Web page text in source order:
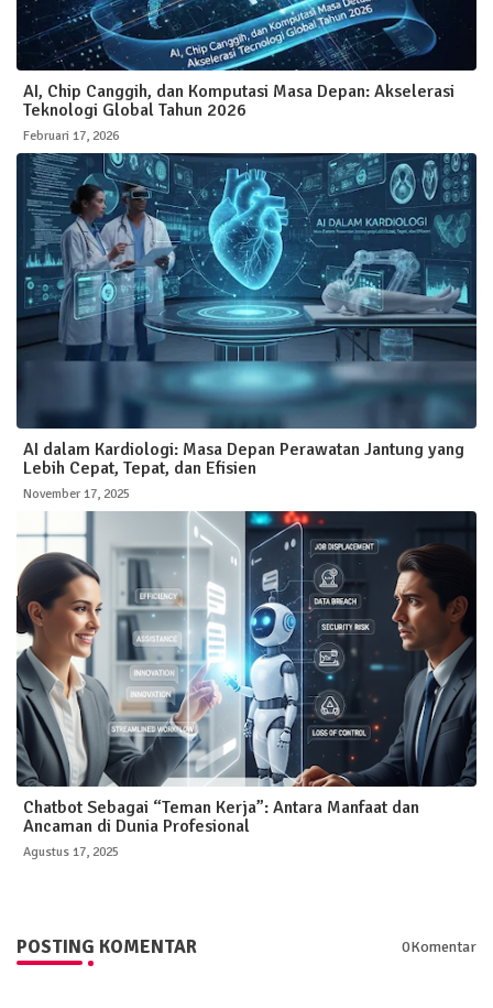
AI, Chip Canggih, dan Komputasi Masa Depan: Akselerasi
Teknologi Global Tahun 2026
Februari 17, 2026
AI dalam Kardiologi: Masa Depan Perawatan Jantung yang
Lebih Cepat, Tepat, dan Efisien
November 17, 2025
Chatbot Sebagai “Teman Kerja”: Antara Manfaat dan
Ancaman di Dunia Profesional
Agustus 17, 2025
POSTING KOMENTAR 0Komentar